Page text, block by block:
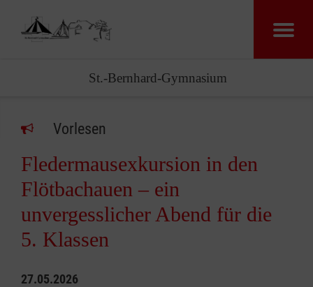
St.-Bernhard-Gymnasium
Vorlesen
Fledermausexkursion in den
Flötbachauen – ein
unvergesslicher Abend für die
5. Klassen
27.05.2026